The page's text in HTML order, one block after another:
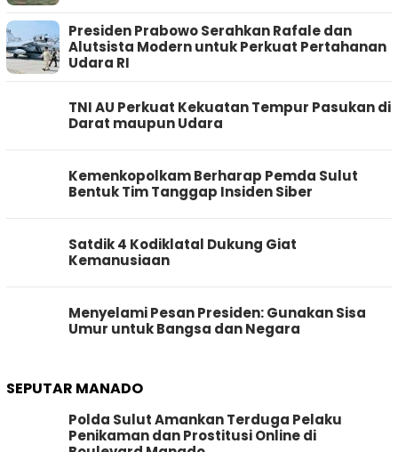
Presiden Prabowo Serahkan Rafale dan
Alutsista Modern untuk Perkuat Pertahanan
Udara RI
TNI AU Perkuat Kekuatan Tempur Pasukan di
Darat maupun Udara
Kemenkopolkam Berharap Pemda Sulut
Bentuk Tim Tanggap Insiden Siber
Satdik 4 Kodiklatal Dukung Giat
Kemanusiaan
Menyelami Pesan Presiden: Gunakan Sisa
Umur untuk Bangsa dan Negara
SEPUTAR MANADO
Polda Sulut Amankan Terduga Pelaku
Penikaman dan Prostitusi Online di